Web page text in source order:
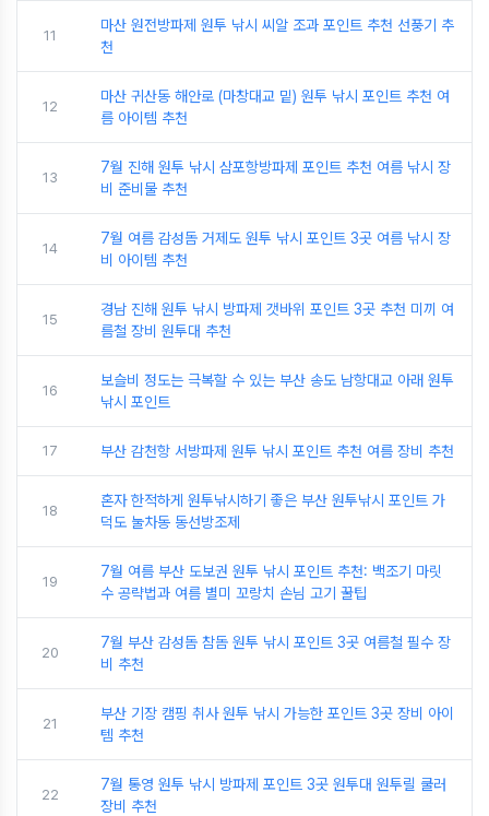
11
마산 원전방파제 원투 낚시 씨알 조과 포인트 추천 선풍기 추
천
12
마산 귀산동 해안로 (마창대교 밑) 원투 낚시 포인트 추천 여
름 아이템 추천
13
7월 진해 원투 낚시 삼포항방파제 포인트 추천 여름 낚시 장
비 준비물 추천
14
7월 여름 감성돔 거제도 원투 낚시 포인트 3곳 여름 낚시 장
비 아이템 추천
15
경남 진해 원투 낚시 방파제 갯바위 포인트 3곳 추천 미끼 여
름철 장비 원투대 추천
16
보슬비 정도는 극복할 수 있는 부산 송도 남항대교 아래 원투
낚시 포인트
17 부산 감천항 서방파제 원투 낚시 포인트 추천 여름 장비 추천
18
혼자 한적하게 원투낚시하기 좋은 부산 원투낚시 포인트 가
덕도 눌차동 동선방조제
19
7월 여름 부산 도보권 원투 낚시 포인트 추천: 백조기 마릿
수 공략법과 여름 별미 꼬랑치 손님 고기 꿀팁
20
7월 부산 감성돔 참돔 원투 낚시 포인트 3곳 여름철 필수 장
비 추천
21
부산 기장 캠핑 취사 원투 낚시 가능한 포인트 3곳 장비 아이
템 추천
22
7월 통영 원투 낚시 방파제 포인트 3곳 원투대 원투릴 쿨러
장비 추천